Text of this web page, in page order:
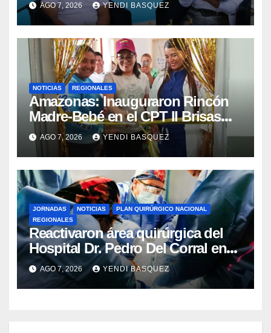
AGO 7, 2026 YENDI BASQUEZ
NOTICIAS REGIONALES
​Amazonas: Inauguraron Rincón
Madre-Bebé en el CPT II Brisas
del Aeropuerto ​Inauguraron
Rincón
AGO 7, 2026 YENDI BASQUEZ
JORNADAS NOTICIAS
PLAN QUIRÚRGICO NACIONAL
REGIONALES
Reactivaron área quirúrgica del
Hospital Dr. Pedro Del Corral en
Guárico
AGO 7, 2026 YENDI BASQUEZ